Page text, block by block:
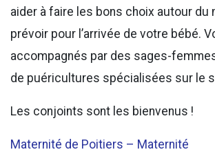
aider à faire les bons choix autour du
prévoir pour l’arrivée de votre bébé.
accompagnés par des sages-
de puéricultures spécialisées sur le
Les conjoints sont les bienvenus !
Maternité de Poitiers – Maternité